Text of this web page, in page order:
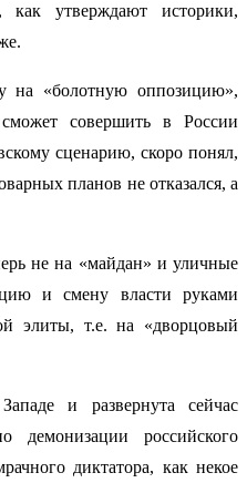
как утверждают историки,
на «болотную оппозицию»,
совершить в России
сценарию, скоро понял,
планов не отказался, а
не на «майдан» и уличные
и смену власти руками
элиты, т.е. на «дворцовый
и развернута сейчас
демонизации российского
диктатора, как некое